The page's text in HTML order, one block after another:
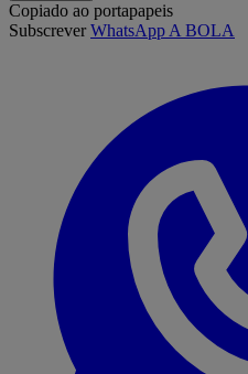
Copiado ao portapapeis
SubscreverWhatsApp A BOLA